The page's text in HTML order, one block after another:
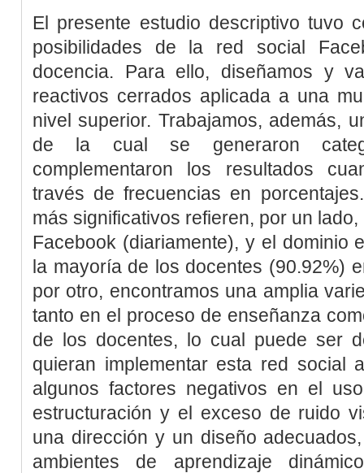
El presente estudio descriptivo tuvo
posibilidades de la red social
docencia. Para ello, diseñamos y
reactivos cerrados aplicada a una
nivel superior. Trabajamos, además,
de la cual se generaron
complementaron los resultados
través de frecuencias en
más significativos refieren, por un
Facebook (diariamente), y el dominio
la mayoría de los docentes (90.92%)
por otro, encontramos una amplia
tanto en el proceso de enseñanza
de los docentes, lo cual puede ser
quieran implementar esta red social
algunos factores negativos en el
estructuración y el exceso de ruido
una dirección y un diseño
ambientes de aprendizaje